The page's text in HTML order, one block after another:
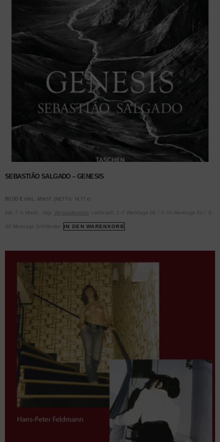
SEBASTIÃO SALGADO – GENESIS
80,00 € INKL. MWST. (NETTO: 74,77 €)
inkl. 7 % MwSt. zzgl. Versandkosten Lieferzeit: 2-7 Werktage DE / 5-10 Werktage EU / 5-
30 Werktage Drittländer IN DEN WARENKORB